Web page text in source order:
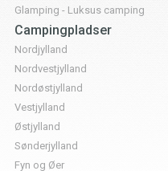
Glamping - Luksus camping
Campingpladser
Nordjylland
Nordvestjylland
Nordøstjylland
Vestjylland
Østjylland
Sønderjylland
Fyn og Øer